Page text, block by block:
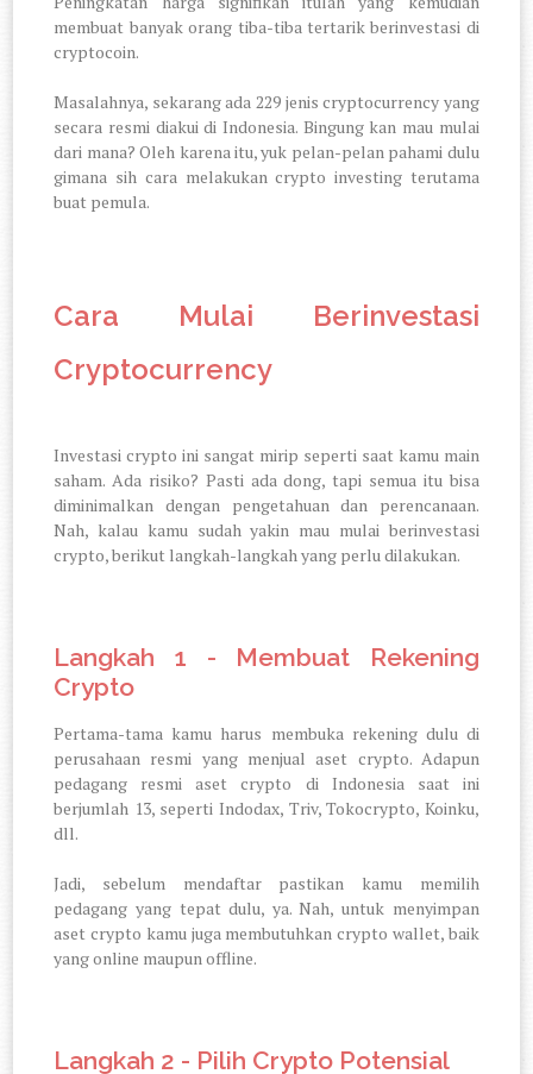
membuat banyak orang tiba-tiba tertarik berinvestasi di
cryptocoin.
Masalahnya, sekarang ada 229 jenis cryptocurrency yang
secara resmi diakui di Indonesia. Bingung kan mau mulai
dari mana? Oleh karena itu, yuk pelan-pelan pahami dulu
gimana sih cara melakukan crypto investing terutama
buat pemula.
Cara Mulai Berinvestasi
Cryptocurrency
Investasi crypto ini sangat mirip seperti saat kamu main
saham. Ada risiko? Pasti ada dong, tapi semua itu bisa
diminimalkan dengan pengetahuan dan perencanaan.
Nah, kalau kamu sudah yakin mau mulai berinvestasi
crypto, berikut langkah-langkah yang perlu dilakukan.
Langkah 1 - Membuat Rekening
Crypto
Pertama-tama kamu harus membuka rekening dulu di
perusahaan resmi yang menjual aset crypto. Adapun
pedagang resmi aset crypto di Indonesia saat ini
berjumlah 13, seperti Indodax, Triv, Tokocrypto, Koinku,
dll.
Jadi, sebelum mendaftar pastikan kamu memilih
pedagang yang tepat dulu, ya. Nah, untuk menyimpan
aset crypto kamu juga membutuhkan crypto wallet, baik
yang online maupun offline.
Langkah 2 - Pilih Crypto Potensial